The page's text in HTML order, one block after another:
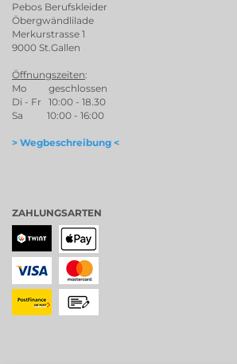
Pebos Berufskleider
Öbergwändlilade
Merkurstrasse 1
9000 St.Gallen
Öffnungszeiten:
Mo geschlossen
Di - Fr 10:00 - 18.30
Sa 10:00 - 16:00
> Wegbeschreibung <
ZAHLUNGSARTEN